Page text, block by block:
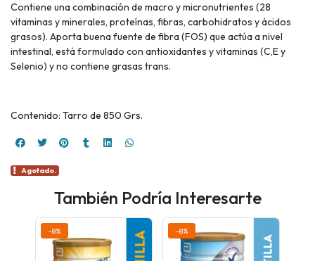
Contiene una combinación de macro y micronutrientes (28
vitaminas y minerales, proteínas, fibras, carbohidratos y ácidos
grasos). Aporta buena fuente de fibra (FOS) que actúa a nivel
intestinal, está formulado con antioxidantes y vitaminas (C,E y
Selenio) y no contiene grasas trans.
Contenido: Tarro de 850 Grs.
Agotado.
También Podría Interesarte
-8% -8%